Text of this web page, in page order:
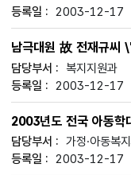
2003-12-17
남극대원 故 전재규씨
복지지원과
2003-12-17
2003년도 전국 아동학
가정·아동복
2003-12-17